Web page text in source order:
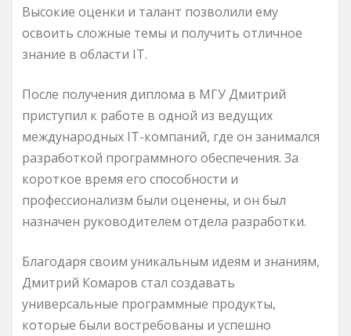
Высокие оценки и талант позволили ему
освоить сложные темы и получить отличное
знание в области IT.
После получения диплома в МГУ Дмитрий
приступил к работе в одной из ведущих
международных IT-компаний, где он занимался
разработкой программного обеспечения. За
короткое время его способности и
профессионализм были оценены, и он был
назначен руководителем отдела разработки.
Благодаря своим уникальным идеям и знаниям,
Дмитрий Комаров стал создавать
универсальные программные продукты,
которые были востребованы и успешно